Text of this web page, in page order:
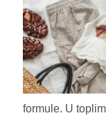
formule. U